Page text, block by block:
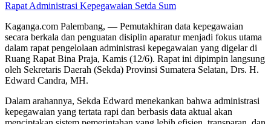
Kaganga.com Palembang, — Pemutakhiran data kepegawaian
secara berkala dan penguatan disiplin aparatur menjadi fokus utama
dalam rapat pengelolaan administrasi kepegawaian yang digelar di
Ruang Rapat Bina Praja, Kamis (12/6). Rapat ini dipimpin langsung
oleh Sekretaris Daerah (Sekda) Provinsi Sumatera Selatan, Drs. H.
Edward Candra, MH.
Dalam arahannya, Sekda Edward menekankan bahwa administrasi
kepegawaian yang tertata rapi dan berbasis data aktual akan